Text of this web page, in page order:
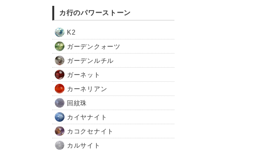
カ行のパワーストーン
K2
ガーデンクォーツ
ガーデンルチル
ガーネット
カーネリアン
回紋珠
カイヤナイト
カコクセナイト
カルサイト